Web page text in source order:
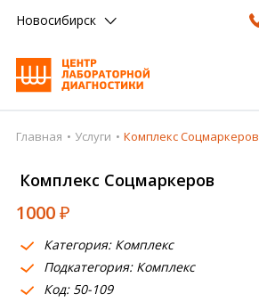
Новосибирск
Главная
Анализы
Врачи
Получить результат
Пациентам
Главная Услуги Комплекс Соцмаркеров
Комплекс Соцмаркеров
1000₽
Категория: Комплекс
Подкатегория: Комплекс
Код: 50-109